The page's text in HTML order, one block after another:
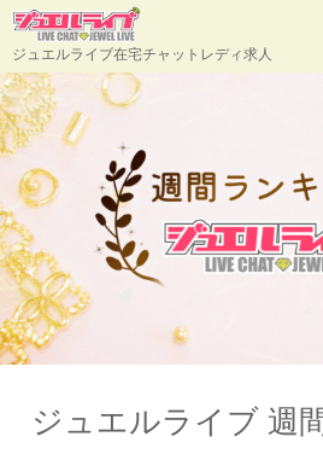
ジュエルライブ在宅チャットレディ求人
ジュエルライブ 週